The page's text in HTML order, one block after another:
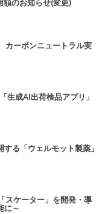
のお知らせ(変更)
カーボンニュートラル実
生成AI出荷検品アプリ」
る「ウェルモット製薬」
スケーター」を開発・導
に～